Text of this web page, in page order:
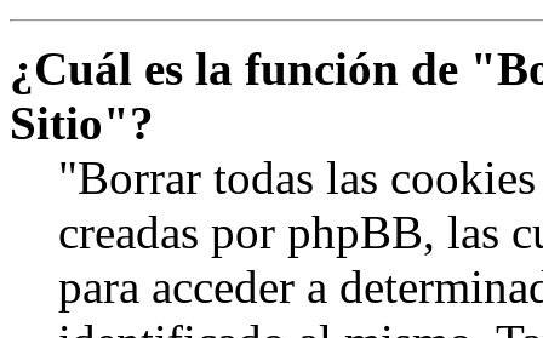
¿Cuál es la función de
Sitio"?
"Borrar todas las
creadas por phpBB, las
para acceder a